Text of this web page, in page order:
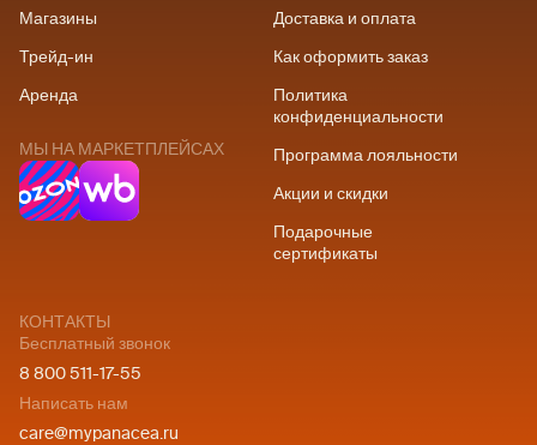
Магазины
Трейд-ин
Аренда
МЫ НА МАРКЕТПЛЕЙСАХ
Доставка и оплата
Как оформить заказ
Политика
конфиденциальности
Программа лояльности
Акции и скидки
Подарочные
сертификаты
КОНТАКТЫ
Бесплатный звонок
8 800 511-17-55
Написать нам
care@mypanacea.ru